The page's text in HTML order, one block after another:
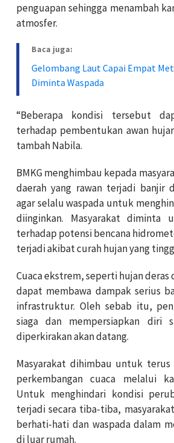
penguapan sehingga menambah
atmosfer.
Baca juga:
Gelombang Laut Capai Empat
Diminta Waspada
“Beberapa kondisi tersebut
terhadap pembentukan awan
tambah Nabila.
BMKG menghimbau kepada
daerah yang rawan terjadi banjir
agar selalu waspada untuk
diinginkan. Masyarakat diminta
terhadap potensi bencana
terjadi akibat curah hujan yang
Cuaca ekstrem, seperti hujan deras
dapat membawa dampak serius
infrastruktur. Oleh sebab itu,
siaga dan mempersiapkan diri
diperkirakan akan datang.
Masyarakat dihimbau untuk
perkembangan cuaca melalui
Untuk menghindari kondisi
terjadi secara tiba-tiba,
berhati-hati dan waspada dalam
di luar rumah.